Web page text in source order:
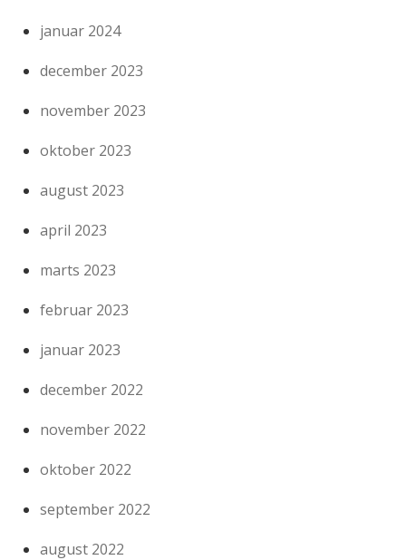
januar 2024
december 2023
november 2023
oktober 2023
august 2023
april 2023
marts 2023
februar 2023
januar 2023
december 2022
november 2022
oktober 2022
september 2022
august 2022